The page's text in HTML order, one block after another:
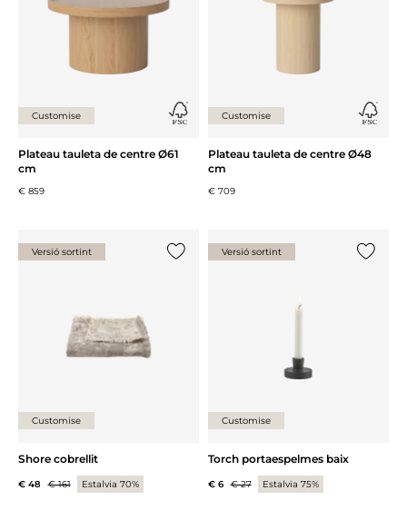
Customise
Plateau tauleta de centre Ø61
cm
€ 859
Customise
Plateau tauleta de centre Ø48
cm
€ 709
Versió sortint
Customise
Shore cobrellit
€ 48 € 161 Estalvia 70%
Versió sortint
Customise
Torch portaespelmes baix
€ 6 € 27 Estalvia 75%